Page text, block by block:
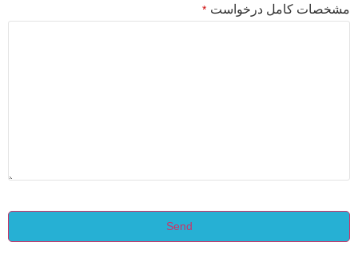
مشخصات کامل درخواست *
Send